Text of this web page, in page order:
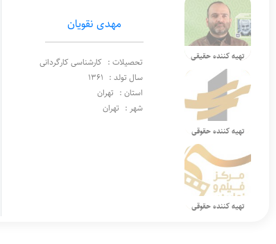
تهیه کننده حقیقی
تهیه کننده حقوقی
تهیه کننده حقوقی
مهدی نقویان
تحصیلات : کارشناسی کارگردانی
سال تولد : 1361
استان : تهران
شهر : تهران